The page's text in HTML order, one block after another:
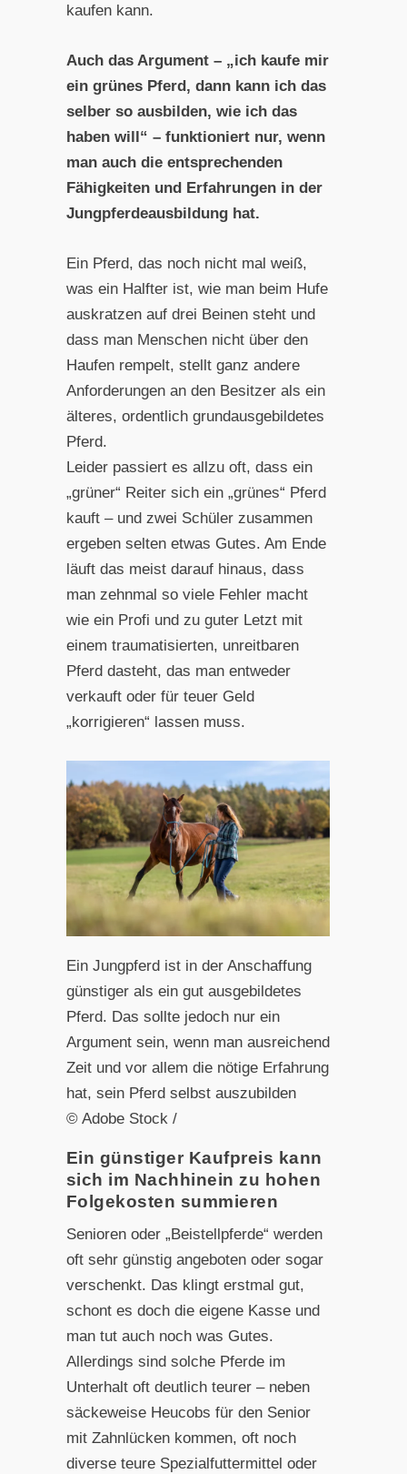
kaufen kann.
Auch das Argument – „ich kaufe mir
ein grünes Pferd, dann kann ich das
selber so ausbilden, wie ich das
haben will“ – funktioniert nur, wenn
man auch die entsprechenden
Fähigkeiten und Erfahrungen in der
Jungpferdeausbildung hat.
Ein Pferd, das noch nicht mal weiß,
was ein Halfter ist, wie man beim Hufe
auskratzen auf drei Beinen steht und
dass man Menschen nicht über den
Haufen rempelt, stellt ganz andere
Anforderungen an den Besitzer als ein
älteres, ordentlich grundausgebildetes
Pferd.
Leider passiert es allzu oft, dass ein
„grüner“ Reiter sich ein „grünes“ Pferd
kauft – und zwei Schüler zusammen
ergeben selten etwas Gutes. Am Ende
läuft das meist darauf hinaus, dass
man zehnmal so viele Fehler macht
wie ein Profi und zu guter Letzt mit
einem traumatisierten, unreitbaren
Pferd dasteht, das man entweder
verkauft oder für teuer Geld
„korrigieren“ lassen muss.
Ein Jungpferd ist in der Anschaffung
günstiger als ein gut ausgebildetes
Pferd. Das sollte jedoch nur ein
Argument sein, wenn man ausreichend
Zeit und vor allem die nötige Erfahrung
hat, sein Pferd selbst auszubilden
© Adobe Stock /
Ein günstiger Kaufpreis kann
sich im Nachhinein zu hohen
Folgekosten summieren
Senioren oder „Beistellpferde“ werden
oft sehr günstig angeboten oder sogar
verschenkt. Das klingt erstmal gut,
schont es doch die eigene Kasse und
man tut auch noch was Gutes.
Allerdings sind solche Pferde im
Unterhalt oft deutlich teurer – neben
säckeweise Heucobs für den Senior
mit Zahnlücken kommen, oft noch
diverse teure Spezialfuttermittel oder